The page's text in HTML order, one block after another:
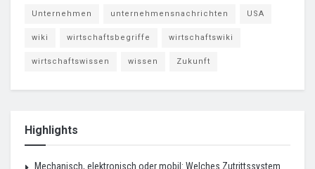
Unternehmen unternehmensnachrichten USA
wiki wirtschaftsbegriffe wirtschaftswiki
wirtschaftswissen wissen Zukunft
Highlights
Mechanisch, elektronisch oder mobil: Welches Zutrittssystem